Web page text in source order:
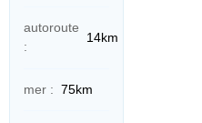
autoroute
:
14km
mer : 75km